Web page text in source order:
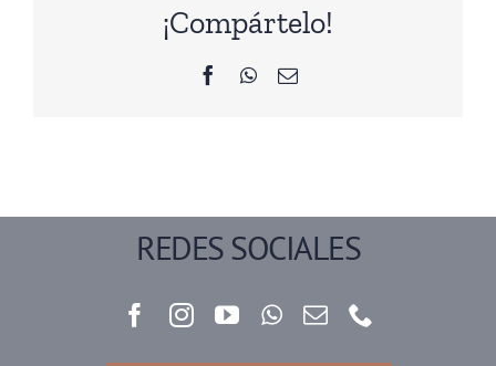
¡Compártelo!
Facebook
WhatsApp
Correo
REDES SOCIALES